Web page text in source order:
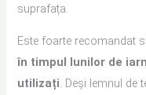
suprafața.
Este foarte recomandat
în timpul lunilor de
utilizați. Deși lemnul de